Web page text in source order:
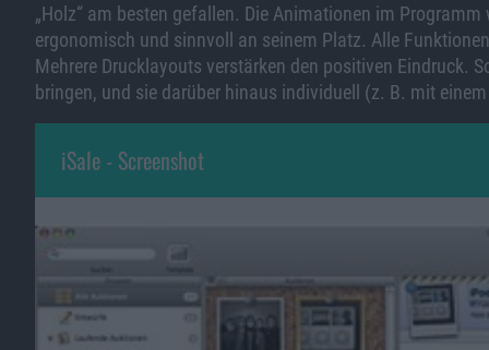
„Holz“ am besten gefallen. Die Animationen im
ergonomisch und sinnvoll an seinem Platz. Alle
Mehrere Drucklayouts verstärken den positiven Eindruck.
bringen, und sie darüber hinaus individuell (z. B. mit
iSale - Screenshot